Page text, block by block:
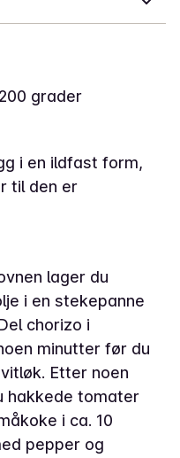
grader
i en ildfast form,
til den er
lager du
i en stekepanne
chorizo i
minutter før du
Etter noen
hakkede tomater
i ca. 10
pepper og